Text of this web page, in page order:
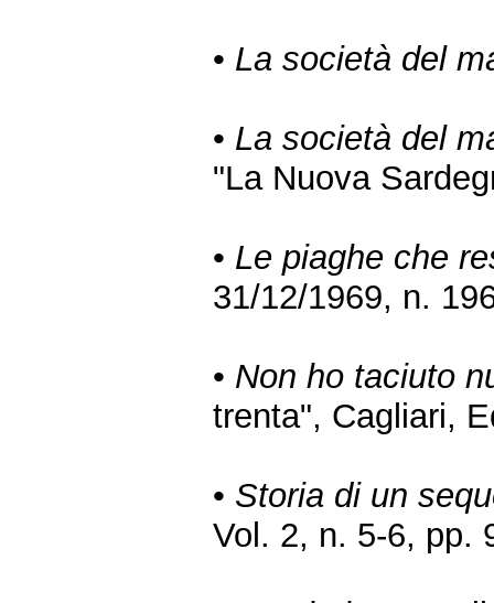
• La società del
• La società del
"La Nuova
• Le piaghe che
31/12/1969, n.
• Non ho taciuto
trenta", Cagliari,
• Storia di un
Vol. 2, n. 5-6, pp.